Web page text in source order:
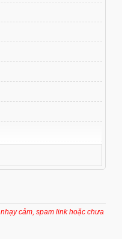
cảm, spam link hoặc chưa